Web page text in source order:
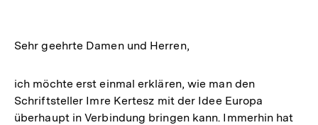
Sehr geehrte Damen und Herren,
ich möchte erst einmal erklären, wie man den
Schriftsteller Imre Kertesz mit der Idee Europa
überhaupt in Verbindung bringen kann. Immerhin hat